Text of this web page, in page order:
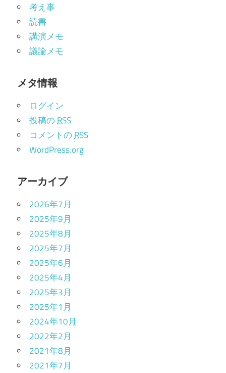
考え事
読書
講演メモ
議論メモ
メタ情報
ログイン
投稿のRSS
コメントのRSS
WordPress.org
アーカイブ
2026年7月
2025年9月
2025年8月
2025年7月
2025年6月
2025年4月
2025年3月
2025年1月
2024年10月
2022年2月
2021年8月
2021年7月